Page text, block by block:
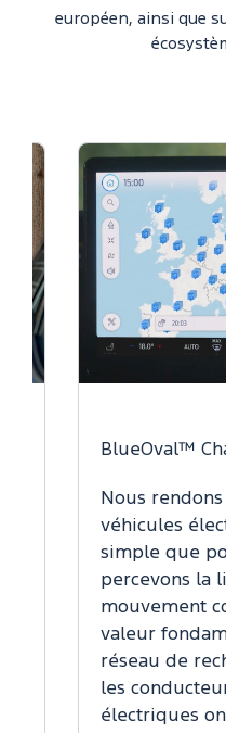
européen, ainsi que
BlueOval™
Nous rendons le
véhicules
simple que
percevons la
mouvement
valeur
réseau de
les conducteurs
électriques ont